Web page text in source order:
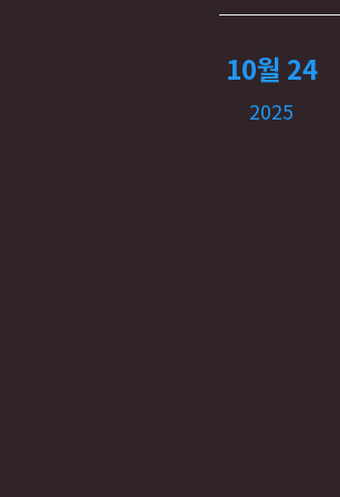
10월 24
2025